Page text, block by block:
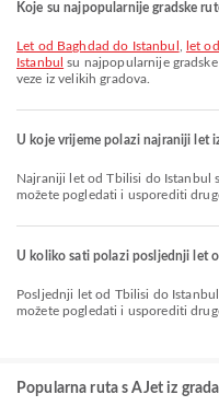
Koje su najpopularnije gradske
let od Baghdad do Istanbul let
Istanbul su najpopularnije
veze iz velikih gradova.
U koje vrijeme polazi najraniji let
Najraniji let od Tbilisi do Istanbul s AJet polijeće u 04:55. Ovaj raspored
možete pogledati i usporediti
U koliko sati polazi posljednji let
Posljednji let od Tbilisi do Istanbul s AJet polijeće u 07:25. Ovaj raspored
možete pogledati i usporediti
Popularna ruta s AJet iz